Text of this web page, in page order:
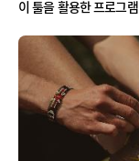
이 툴을 활용한 프로그램